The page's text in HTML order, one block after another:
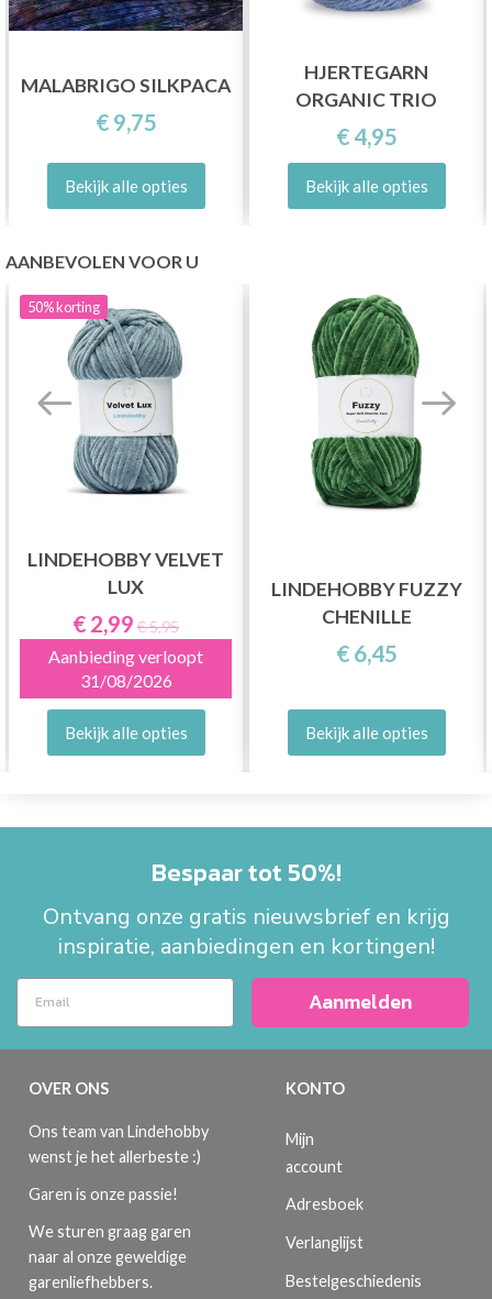
MALABRIGO SILKPACA
€ 9,75
Bekijk alle opties
HJERTEGARN
ORGANIC TRIO
€ 4,95
Bekijk alle opties
AANBEVOLEN VOOR U
50%korting
LINDEHOBBY VELVET
LUX
€ 2,99 € 5,95
Aanbieding verloopt
31/08/2026
Bekijk alle opties
LINDEHOBBY FUZZY
CHENILLE
€ 6,45
Bekijk alle opties
Bespaar tot 50%!
Ontvang onze gratis nieuwsbrief en krijg
inspiratie, aanbiedingen en kortingen!
Aanmelden
OVER ONS
Ons team van Lindehobby
wenst je het allerbeste :)
Garen is onze passie!
We sturen graag garen
naar al onze geweldige
garenliefhebbers.
KONTO
Mijn
account
Adresboek
Verlanglijst
Bestelgeschiedenis